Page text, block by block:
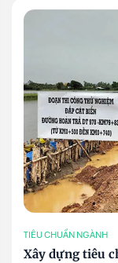
TIÊU CHUẨN NGÀNH
Xây dựng tiêu